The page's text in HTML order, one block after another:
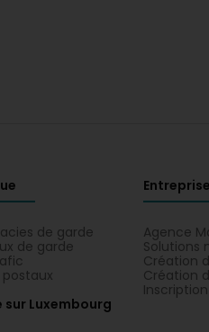
de garde
de garde
Entreprise
Agence
Solutions
Création
Création
Luxembourg